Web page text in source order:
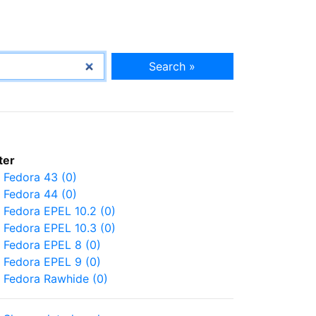
Search »
Fedora 43 (0)
Fedora 44 (0)
Fedora EPEL 10.2 (0)
Fedora EPEL 10.3 (0)
Fedora EPEL 8 (0)
Fedora EPEL 9 (0)
Fedora Rawhide (0)